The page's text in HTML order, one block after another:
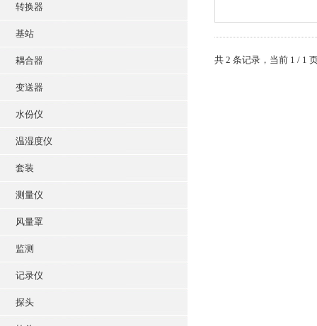
转换器
基站
耦合器
变送器
水份仪
温湿度仪
套装
测量仪
风量罩
监测
记录仪
探头
共 2 条记录，当前 1 / 1